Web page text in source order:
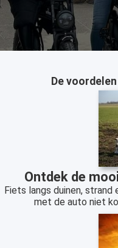
De
Ontdek de
Fiets langs duinen,
met de auto niet